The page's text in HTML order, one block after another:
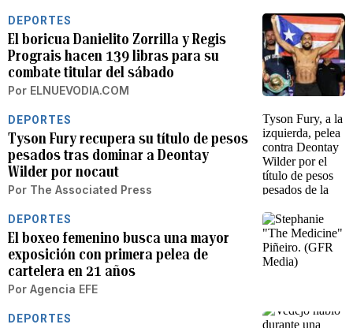
DEPORTES
El boricua Danielito Zorrilla y Regis
Prograis hacen 139 libras para su
combate titular del sábado
Por ELNUEVODIA.COM
DEPORTES
Tyson Fury recupera su título de pesos
pesados tras dominar a Deontay
Wilder por nocaut
Por The Associated Press
DEPORTES
El boxeo femenino busca una mayor
exposición con primera pelea de
cartelera en 21 años
Por Agencia EFE
DEPORTES